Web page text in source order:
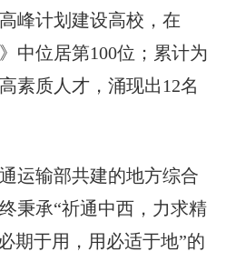
峰计划建设高校，在
中位居第100位；累计为
素质人才，涌现出12名
运输部共建的地方综合
秉承“祈通中西，力求精
期于用，用必适于地”的